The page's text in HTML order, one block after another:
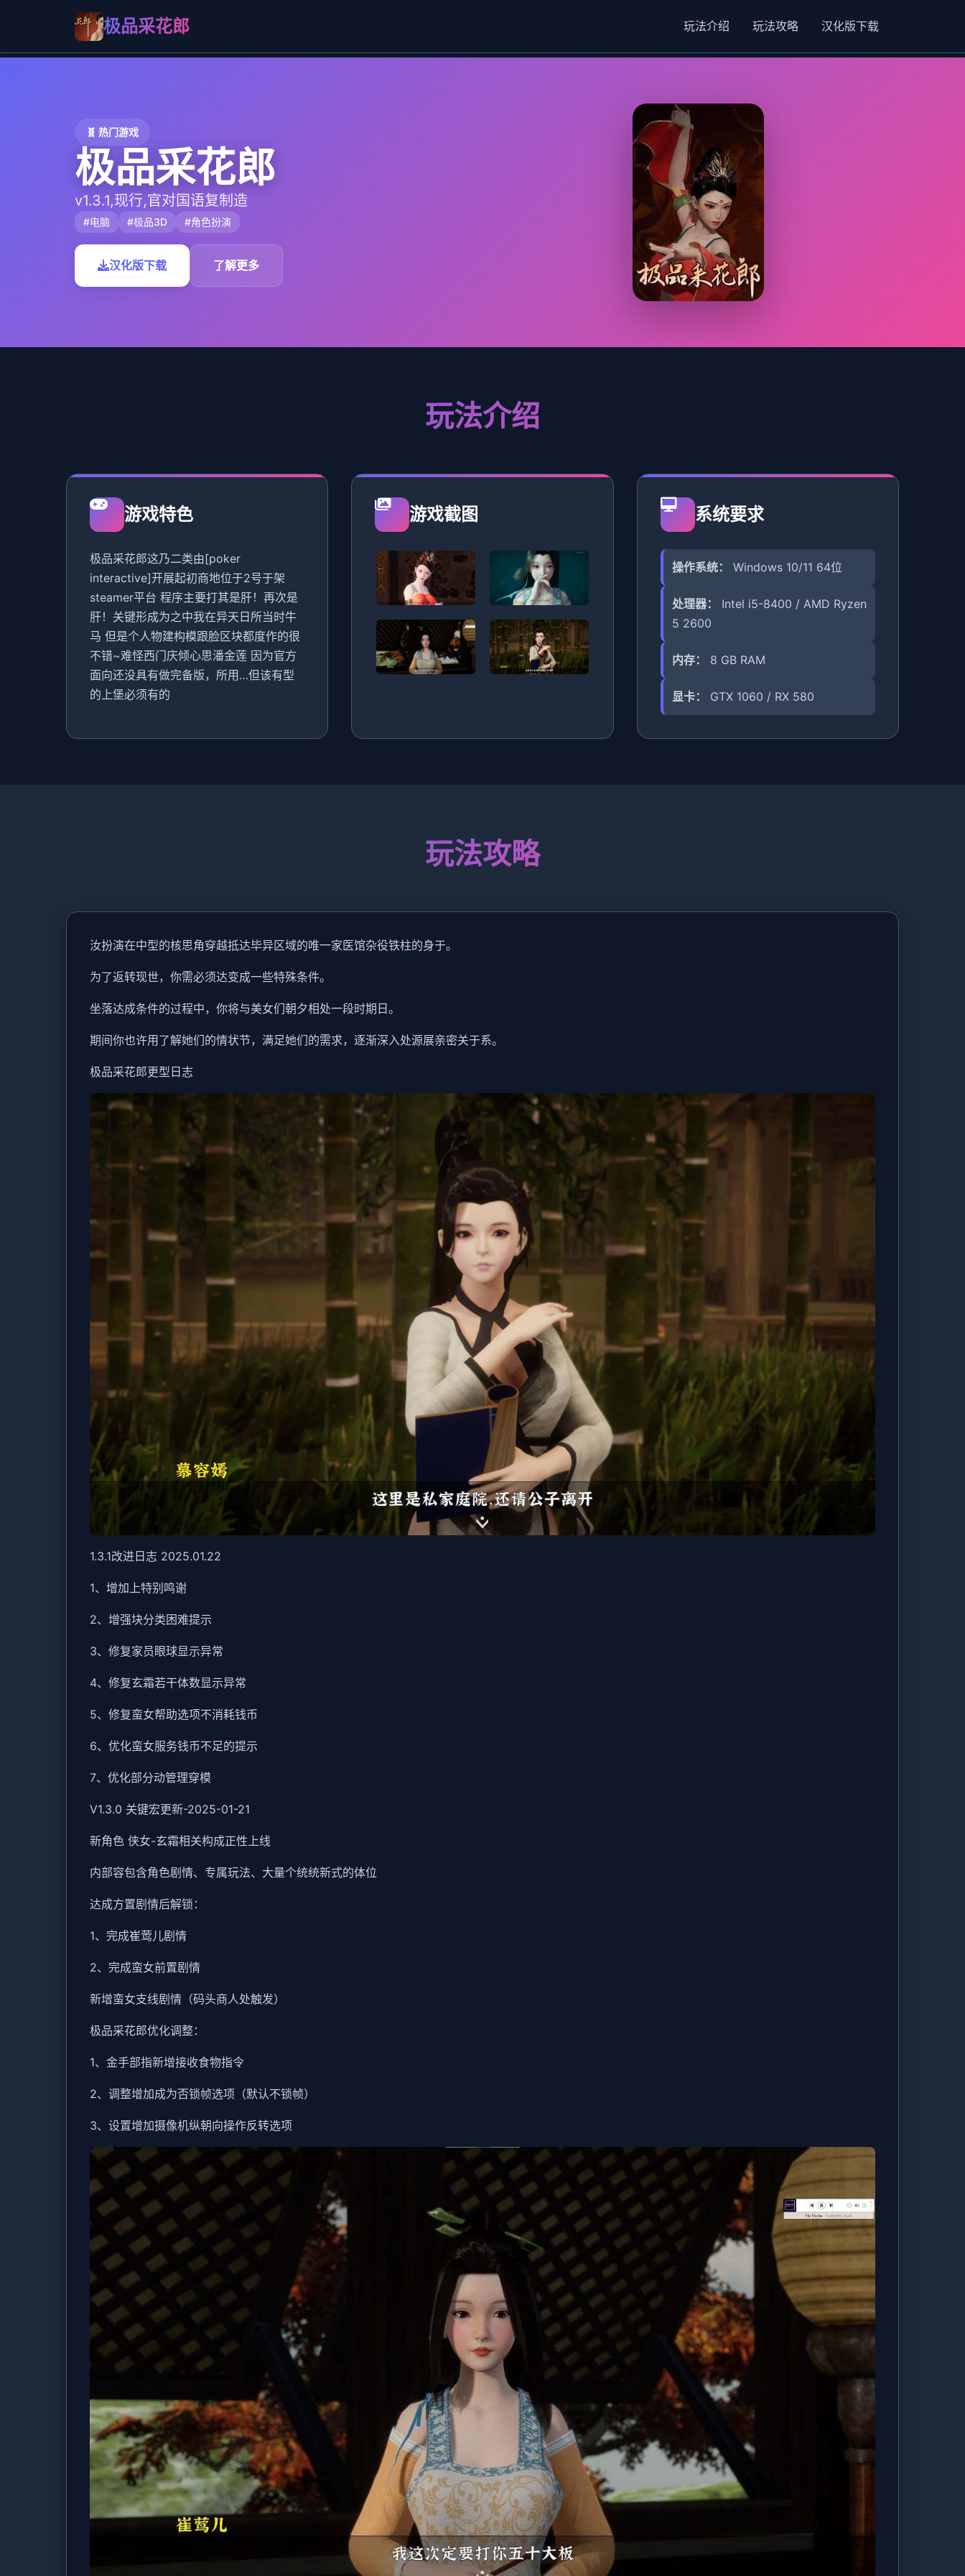
极品采花郎 玩法介绍 玩法攻略 汉化版下载
🧬 热门游戏
极品采花郎
v1.3.1,现行,官对国语复制造
#电脑 #极品3D #角色扮演
汉化版下载 了解更多
玩法介绍
游戏特色
极品采花郎这乃二类由[poker
interactive]开展起初商地位于2号于架
steamer平台 程序主要打其是肝！再次是
肝！关键形成为之中我在异天日所当时牛
马 但是个人物建构模跟脸区块都度作的很
不错~难怪西门庆倾心思潘金莲 因为官方
面向还没具有做完备版，所用…但该有型
的上堡必须有的
游戏截图 系统要求
操作系统： Windows 10/11 64位
处理器：
Intel i5-8400 / AMD Ryzen
5 2600
内存： 8 GB RAM
显卡： GTX 1060 / RX 580
玩法攻略
汝扮演在中型的核思角穿越抵达毕异区域的唯一家医馆杂役铁柱的身于。
为了返转现世，你需必须达变成一些特殊条件。
坐落达成条件的过程中， 你将与美女们朝夕相处一段时期日。
期间你也许用了解她们的情状节，满足她们的需求，逐渐深入处源展亲密关于系。
极品采花郎更型日志
1.3.1改进日志 2025.01.22
1、增加上特别鸣谢
2、增强块分类困难提示
3、修复家员眼球显示异常
4、修复玄霜若干体数显示异常
5、修复蛮女帮助选项不消耗钱币
6、优化蛮女服务钱币不足的提示
7、优化部分动管理穿模
V1.3.0 关键宏更新-2025-01-21
新角色 侠女-玄霜相关构成正性上线
内部容包含角色剧情、专属玩法、大量个统统新式的体位
达成方置剧情后解锁：
1、完成崔莺儿剧情
2、完成蛮女前置剧情
新增蛮女支线剧情（码头商人处触发）
极品采花郎优化调整：
1、金手部指新增接收食物指令
2、调整增加成为否锁帧选项（默认不锁帧）
3、设置增加摄像机纵朝向操作反转选项